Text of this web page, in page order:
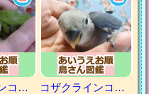
コザクラインコ（小桜インコ）
コザクラインコ（小桜インコ）